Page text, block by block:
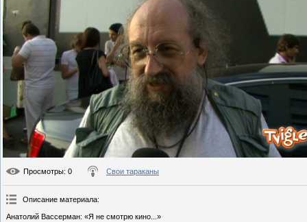
Просмотры: 0 Свои тараканы
Описание материала:
Анатолий Вассерман: «Я не смотрю кино...»